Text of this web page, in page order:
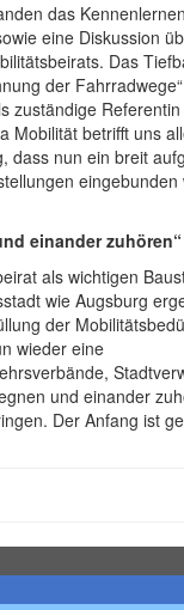
das
eine Diskussion
Das
der
zuständige
Mobilität betrifft uns
dass nun ein breit
eingebunden
einander zuhören“
als wichtigen
wie Augsburg
der
wieder eine
und einander
Der Anfang ist